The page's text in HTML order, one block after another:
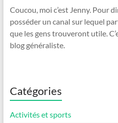
Coucou, moi c’est Jenny. Pour
posséder un canal sur lequel
que les gens trouveront utile.
blog généraliste.
Catégories
Activités et sports